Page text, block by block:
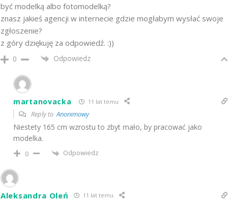
być modelką albo fotomodelką?
znasz jakieś agencji w internecie gdzie mogłabym wysłać swoje
zgłoszenie?
z góry dziękuję za odpowiedź. :))
0 Odpowiedz
martanovacka 11 lat temu
Reply toAnonimowy
Niestety 165 cm wzrostu to zbyt mało, by pracować jako
modelka.
0 Odpowiedz
Aleksandra Oleń 11 lat temu